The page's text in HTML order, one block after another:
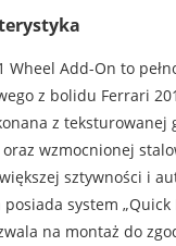
Wheel Add-On to
z bolidu Ferrari
z teksturowanej
wzmocnionej
sztywności i
system „Quick
na montaż do